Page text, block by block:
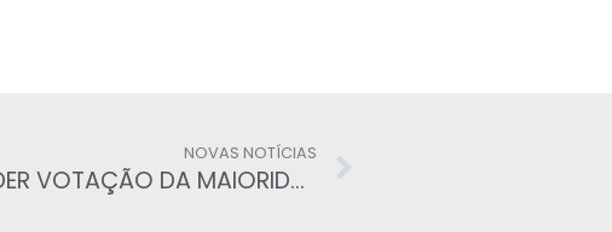
NOVAS NOTÍCIAS
GOVERNO VAI AO STF SE PERDER VOTAÇÃO DA MAIORIDADE